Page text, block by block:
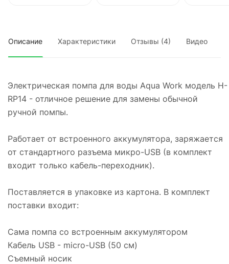
Описание Характеристики Отзывы (4) Видео
Электрическая помпа для воды Aqua Work модель H-
RP14 - отличное решение для замены обычной
ручной помпы.
Работает от встроенного аккумулятора, заряжается
от стандартного разъема микро-USB (в комплект
входит только кабель-переходник).
Поставляется в упаковке из картона. В комплект
поставки входит:
Сама помпа со встроенным аккумулятором
Кабель USB - micro-USB (50 см)
Съемный носик